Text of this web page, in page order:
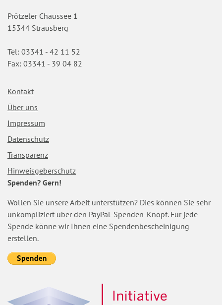
Prötzeler Chaussee 1
15344 Strausberg
Tel: 03341 - 42 11 52
Fax: 03341 - 39 04 82
Navigation
überspringen
Kontakt
Über uns
Impressum
Datenschutz
Transparenz
Hinweisgeberschutz
Spenden? Gern!
Wollen Sie unsere Arbeit unterstützen? Dies können Sie sehr
unkompliziert über den PayPal-Spenden-Knopf. Für jede
Spende könne wir Ihnen eine Spendenbescheinigung
erstellen.